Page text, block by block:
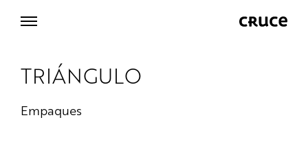
TRIÁNGULO
Empaques